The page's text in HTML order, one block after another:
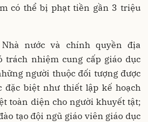
có thể bị phạt tiền gần 3 triệu
nước và chính quyền địa
trách nhiệm cung cấp giáo dục
người thuộc đối tượng được
đặc biệt như thiết lập kế hoạch
toàn diện cho người khuyết tật;
tạo đội ngũ giáo viên giáo dục